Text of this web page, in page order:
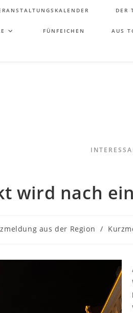
DER
FÜNFEICHEN AUS
wird nach
aus der Region /